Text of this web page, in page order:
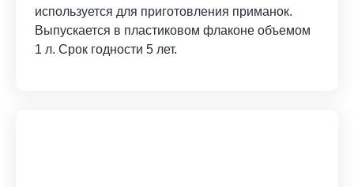
используется для приготовления приманок.
Выпускается в пластиковом флаконе объемом
1 л. Срок годности 5 лет.